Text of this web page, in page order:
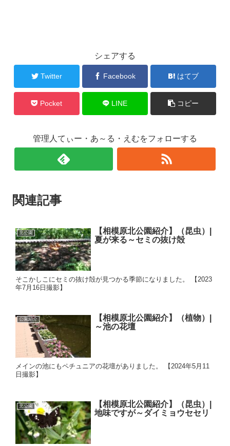
シェアする
Twitter Facebook はてブ
Pocket LINE コピー
管理人てぃー・あ～る・えむをフォローする
関連記事
北公園
【相模原北公園紹介】（昆虫）|
夏が来る～セミの抜け殻
そこかしこにセミの抜け殻が見つかる季節になりました。 【2023
年7月16日撮影】
公園紹介
【相模原北公園紹介】（植物）|
～池の花壇
メインの池にもペチュニアの花壇がありました。 【2024年5月11
日撮影】
北公園
【相模原北公園紹介】（昆虫）|
地味ですが～ダイミョウセセリ